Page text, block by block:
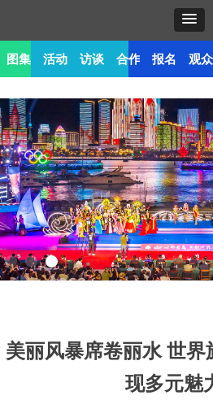
图集 活动 访谈 合作 报名 观众
美丽风暴席卷丽水 世
现多元魅